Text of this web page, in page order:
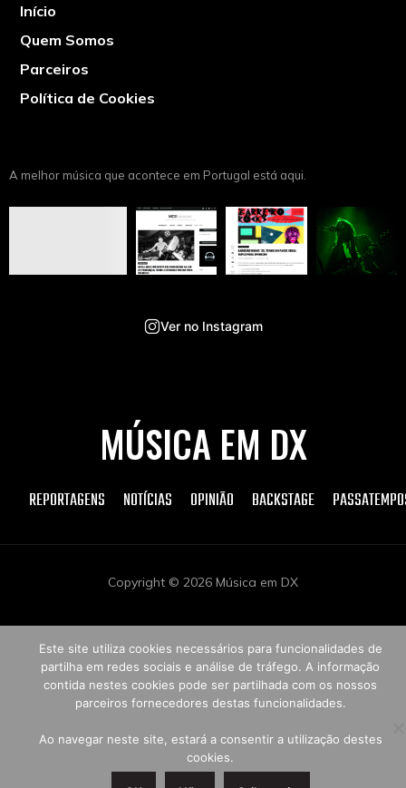
Início
Quem Somos
Parceiros
Política de Cookies
A melhor música que acontece em Portugal está aqui.
Ver no Instagram
MÚSICA EM DX
REPORTAGENS NOTÍCIAS OPINIÃO BACKSTAGE
Copyright © 2026 Música em DX
Este site utiliza cookies necessários para funcionalidades de
partilha em redes sociais e análise de tráfego. A informação
contida nestes cookies pode ser partilhada com os nossos
parceiros fornecedores destas funcionalidades.
Ao navegar neste site, estará a consentir a utilização destes
cookies.